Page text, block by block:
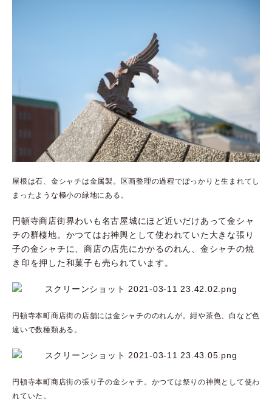
屋根は石、金シャチは金属製。区画整理の過程でぽっかりと生まれてし
まったような極小の緑地にある。
円頓寺商店街界わいも名古屋城にほど近いだけあって金シャ
チの群棲地。かつてはお神輿として使われていた大きな張り
子の金シャチに、商店の店先にかかるのれん、金シャチの焼
き印を押した和菓子も売られています。
円頓寺本町商店街の店舗には金シャチののれんが。紺や茶色、白など色
違いで数種類ある。
円頓寺本町商店街の張り子の金シャチ。かつては祭りの神輿として使わ
れていた。